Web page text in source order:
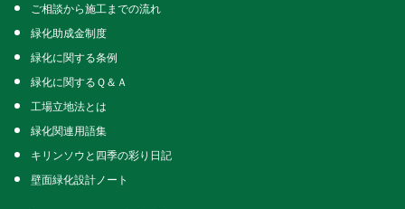
ご相談から施工までの流れ
緑化助成金制度
緑化に関する条例
緑化に関するＱ＆Ａ
工場立地法とは
緑化関連用語集
キリンソウと四季の彩り日記
壁面緑化設計ノート